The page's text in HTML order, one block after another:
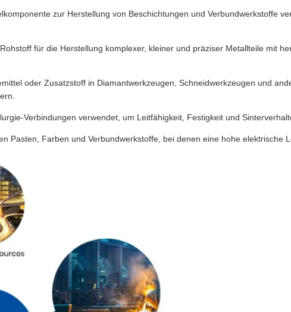
zur Herstellung von Beschichtungen und Verbundwerkstoffe
für die Herstellung komplexer, kleiner und präziser Metallteile mit
oder Zusatzstoff in Diamantwerkzeugen, Schneidwerkzeugen und
Verbindungen verwendet, um Leitfähigkeit, Festigkeit und
Pasten, Farben und Verbundwerkstoffe, bei denen eine hohe elektrische